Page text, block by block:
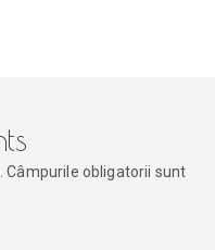
Câmpurile obligatorii sunt